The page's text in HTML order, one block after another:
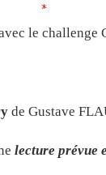
*
le challenge
de Gustave
lecture prévue